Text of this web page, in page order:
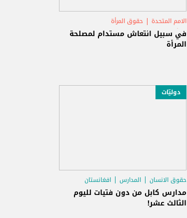
الامم المتحدة
حقوق المرأة
أنطونيو غوتيريس
في سبيل انتعاش مستدام لمصلحة
المرأة
دوليّات
حقوق الانسان المدارس افغانستان
مدارس كابل من دون فتيات لليوم
الثالث عشر!